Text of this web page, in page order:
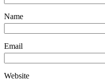
Name
Email
Website